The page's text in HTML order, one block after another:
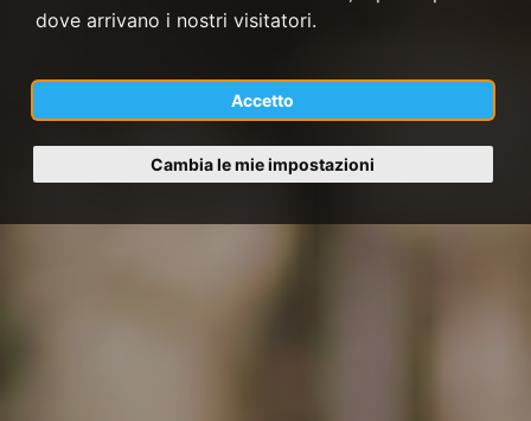
dove arrivano i nostri visitatori.
Accetto
Cambia le mie impostazioni